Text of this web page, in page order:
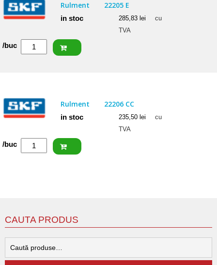
Rulment 22205 E
in stoc 285,83 lei
cu
TVA
Cantitate
/buc
Rulment 22206 CC
in stoc 235,50 lei
cu
TVA
Cantitate
/buc
CAUTA PRODUS